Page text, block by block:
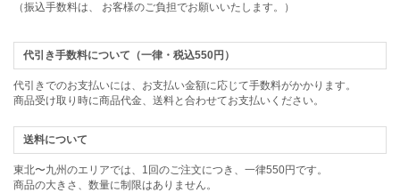
（振込手数料は、 お客様のご負担でお願いいたします。）
代引き手数料について（一律・税込550円）
代引きでのお支払いには、お支払い金額に応じて手数料がかかります。
商品受け取り時に商品代金、送料と合わせてお支払いください。
送料について
東北〜九州のエリアでは、1回のご注文につき、一律550円です。
商品の大きさ、数量に制限はありません。